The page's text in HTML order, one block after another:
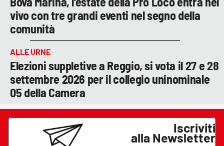
vivo con tre grandi eventi nel segno della
comunità
ALLE URNE
Elezioni suppletive a Reggio, si vota il 27 e 28
settembre 2026 per il collegio uninominale
05 della Camera
Iscriviti
alla Newsletter